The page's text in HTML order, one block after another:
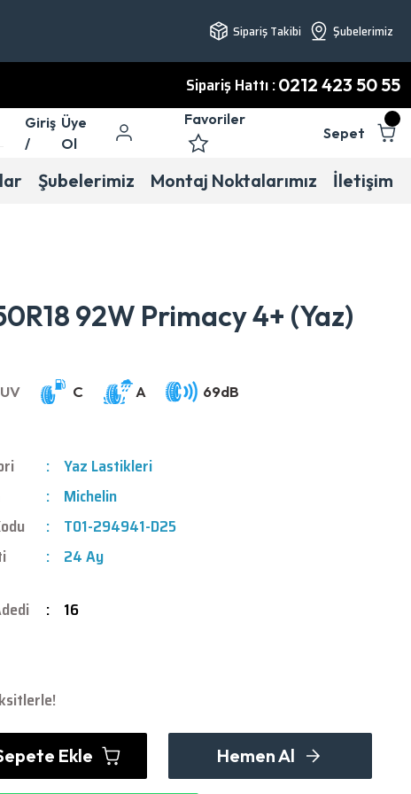
Sipariş Takibi Şubelerimiz
Sipariş Hattı :0212 423 50 55
Giriş
/
Üye
Ol
Favoriler
Sepet
Şubelerimiz Montaj Noktalarımız İletişim
92W Primacy 4+ (Yaz)
Yaz Lastikleri
Michelin
T01-294941-D25
24 Ay
16
Ekle Hemen Al